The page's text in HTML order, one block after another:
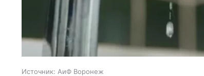
Источник: АиФ Воронеж